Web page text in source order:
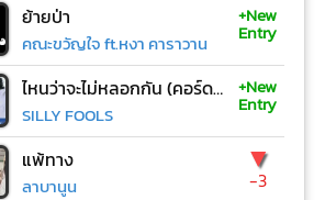
ย้ายป่า
คณะขวัญใจ ft.หงา คาราวาน
+New
Entry
ไหนว่าจะไม่หลอกกัน (คอร์ด ง่ายๆ)
SILLY FOOLS
+New
Entry
แพ้ทาง
ลาบานูน
▼
-3